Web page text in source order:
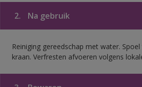
2. Na gebruik
Reiniging gereedschap met water.
kraan. Verfresten afvoeren volgens